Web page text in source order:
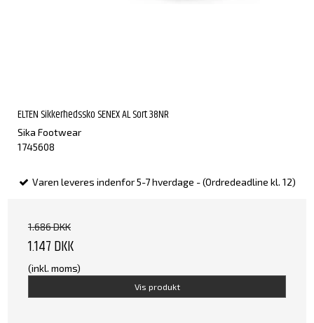
ELTEN Sikkerhedssko SENEX AL Sort 38NR
Sika Footwear
1745608
Varen leveres indenfor 5-7 hverdage - (Ordredeadline kl. 12)
1.686 DKK
1.147 DKK
(inkl. moms)
Vis produkt